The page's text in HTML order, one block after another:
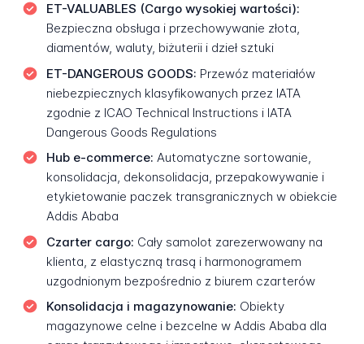
ET-VALUABLES (Cargo wysokiej wartości):
Bezpieczna obsługa i przechowywanie złota,
diamentów, waluty, biżuterii i dzieł sztuki
ET-DANGEROUS GOODS: Przewóz materiałów
niebezpiecznych klasyfikowanych przez IATA
zgodnie z ICAO Technical Instructions i IATA
Dangerous Goods Regulations
Hub e-commerce: Automatyczne sortowanie,
konsolidacja, dekonsolidacja, przepakowywanie i
etykietowanie paczek transgranicznych w obiekcie
Addis Ababa
Czarter cargo: Cały samolot zarezerwowany na
klienta, z elastyczną trasą i harmonogramem
uzgodnionym bezpośrednio z biurem czarterów
Konsolidacja i magazynowanie: Obiekty
magazynowe celne i bezcelne w Addis Ababa dla